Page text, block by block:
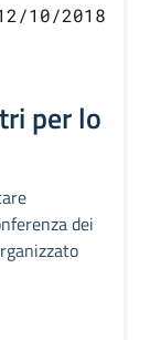
10/2018
per lo
dei